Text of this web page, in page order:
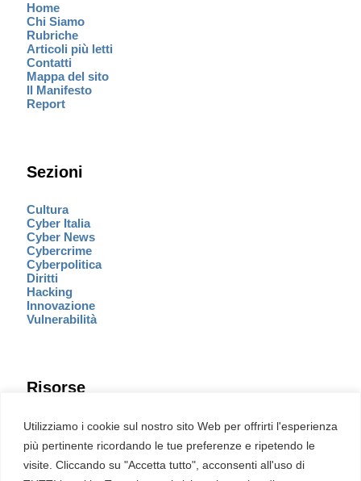
Utilizziamo i cookie sul nostro sito Web per offrirti l'esperienza
più pertinente ricordando le tue preferenze e ripetendo le
visite. Cliccando su "Accetta tutto", acconsenti all'uso di
Home
Chi Siamo
Rubriche
Articoli più letti
Contatti
Mappa del sito
Il Manifesto
Report
Sezioni
Cultura
Cyber Italia
Cyber News
Cybercrime
Cyberpolitica
Diritti
Hacking
Innovazione
Vulnerabilità
Risorse
Eventi
Fumetto Cyber
Newsletter
Servizi